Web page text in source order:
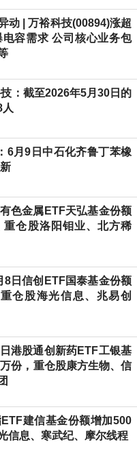
动 | 万裕科技(00894)涨超
容需求 公司核心业务包
：截至2026年5月30日的
6月9日中石化齐鲁丁苯橡
色金属ETF天弘基金份额
重仓股洛阳钼业、北方稀
8日信创ETF国泰基金份额
仓股海光信息、兆易创
港股通创新药ETF工银基
份，重仓股康方生物、信
建信基金份额增加500
信息、寒武纪、摩尔线程